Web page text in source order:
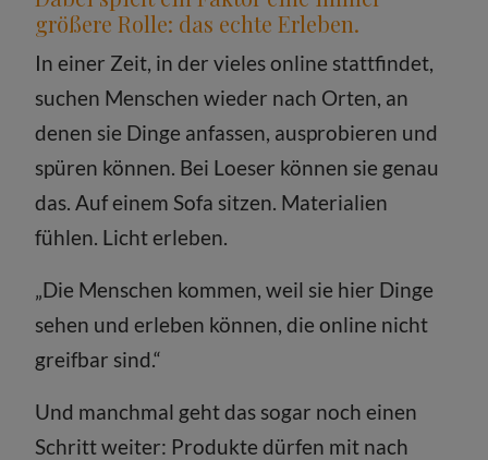
größere Rolle: das echte Erleben.
In einer Zeit, in der vieles online stattfindet,
suchen Menschen wieder nach Orten, an
denen sie Dinge anfassen, ausprobieren und
spüren können. Bei Loeser können sie genau
das. Auf einem Sofa sitzen. Materialien
fühlen. Licht erleben.
„Die Menschen kommen, weil sie hier Dinge
sehen und erleben können, die online nicht
greifbar sind.“
Und manchmal geht das sogar noch einen
Schritt weiter: Produkte dürfen mit nach